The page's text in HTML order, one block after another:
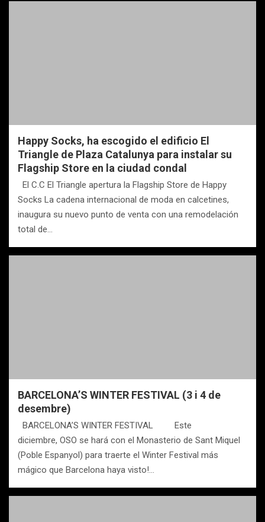
Happy Socks, ha escogido el edificio El
Triangle de Plaza Catalunya para instalar su
Flagship Store en la ciudad condal
El C.C El Triangle apertura la Flagship Store de Happy
Socks La cadena internacional de moda en calcetines,
inaugura su nuevo punto de venta con una remodelación
total de…
BARCELONA’S WINTER FESTIVAL (3 i 4 de
desembre)
BARCELONA’S WINTER FESTIVAL Este
diciembre, OSO se hará con el Monasterio de Sant Miquel
(Poble Espanyol) para traerte el Winter Festival más
mágico que Barcelona haya visto!…